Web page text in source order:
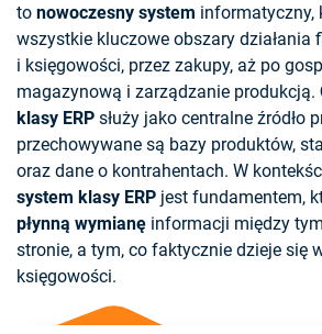
to nowoczesny system informatyczny,
wszystkie kluczowe obszary
i księgowości, przez zakupy, aż po
magazynową i zarządzanie produkcją.
klasy ERP służy jako centralne źródło
przechowywane są bazy produktów,
oraz dane o kontrahentach. W
system klasy ERP jest fundamentem,
płynną wymianę informacji między
stronie, a tym, co faktycznie dzieje się
księgowości.